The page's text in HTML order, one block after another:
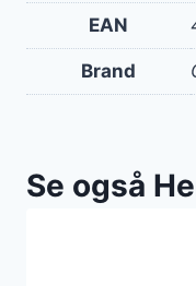
EAN
Brand
Se også